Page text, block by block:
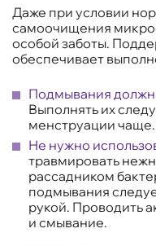
Даже при условии
самоочищения
особой заботы.
обеспечивает
Подмывания
Выполнять их
менструации чаще.
Не нужно
травмировать
рассадником
подмывания
рукой. Проводить
и смывание.